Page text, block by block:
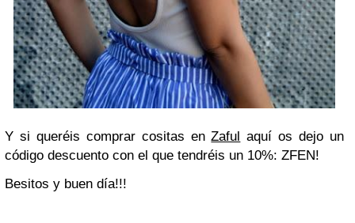
Y si queréis comprar cositas enZaful
aquí os dejo un
código descuento con el que tendréis un 10%: ZFEN!
Besitos y buen día!!!